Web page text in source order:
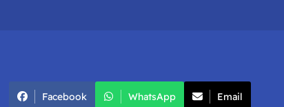
Facebook WhatsApp Email